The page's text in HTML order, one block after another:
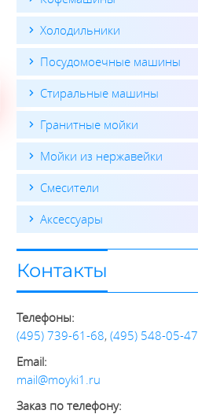
Холодильники
Посудомоечные машины
Стиральные машины
Гранитные мойки
Мойки из нержавейки
Смесители
Аксессуары
Контакты
Телефоны:
(495) 739-61-68, (495) 548-05-47
Email:
mail@moyki1.ru
Заказ по телефону: